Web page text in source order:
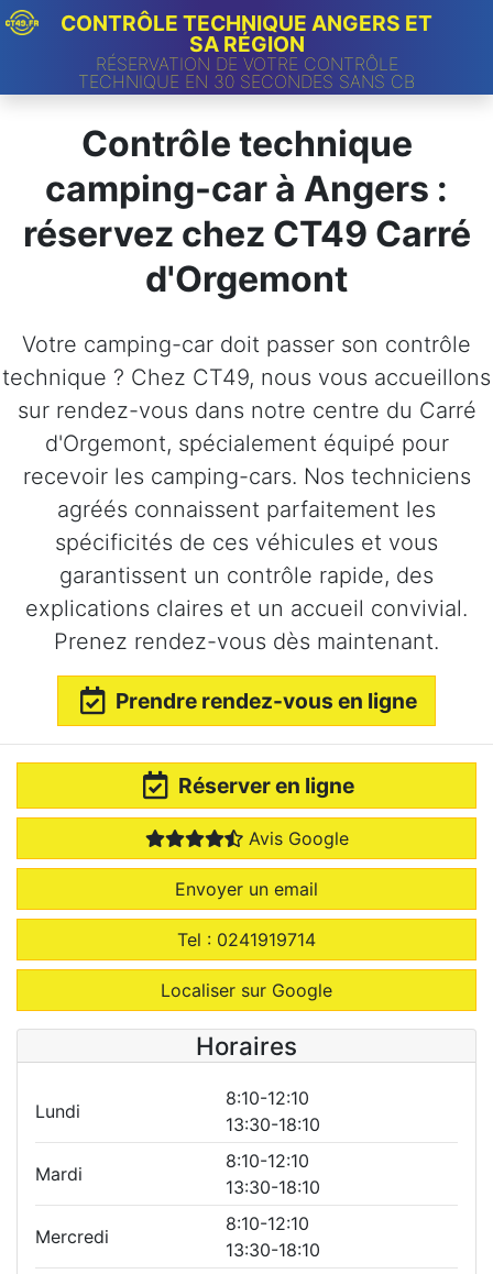
CONTRÔLE TECHNIQUE ANGERS ET
SA RÉGION
RÉSERVATION DE VOTRE CONTRÔLE
TECHNIQUE EN 30 SECONDES SANS CB
Contrôle technique
camping-car à Angers :
réservez chez CT49 Carré
d'Orgemont
Votre camping-car doit passer son contrôle
technique ? Chez CT49, nous vous accueillons
sur rendez-vous dans notre centre du Carré
d'Orgemont, spécialement équipé pour
recevoir les camping-cars. Nos techniciens
agréés connaissent parfaitement les
spécificités de ces véhicules et vous
garantissent un contrôle rapide, des
explications claires et un accueil convivial.
Prenez rendez-vous dès maintenant.
Prendre rendez-vous en ligne
Réserveren ligne
Avis Google
Envoyer un email
Tel : 0241919714
Localiser sur Google
Horaires
Lundi
8:10-12:10
13:30-18:10
Mardi
8:10-12:10
13:30-18:10
Mercredi
8:10-12:10
13:30-18:10